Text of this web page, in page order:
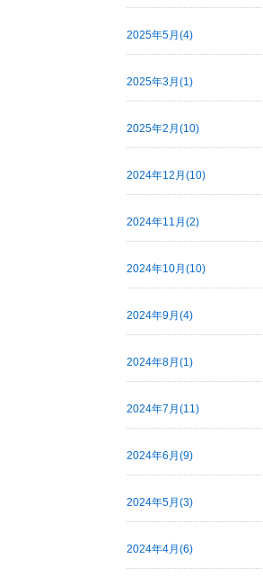
2025年5月(4)
2025年3月(1)
2025年2月(10)
2024年12月(10)
2024年11月(2)
2024年10月(10)
2024年9月(4)
2024年8月(1)
2024年7月(11)
2024年6月(9)
2024年5月(3)
2024年4月(6)